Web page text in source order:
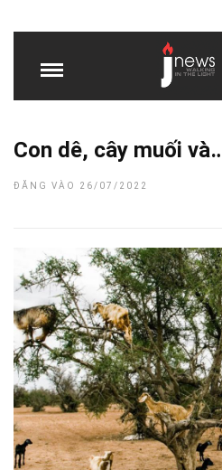
Con dê, cây muối
ĐĂNG VÀO 26/07/2022